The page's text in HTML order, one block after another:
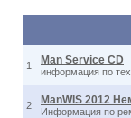
1 Man Service CD
информация по
2 ManWIS 2012
Информация по